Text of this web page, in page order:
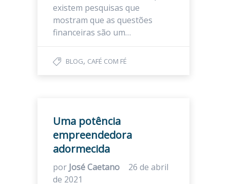
existem pesquisas que
mostram que as questões
financeiras são um…
BLOG, CAFÉ COM FÉ
Uma potência
empreendedora
adormecida
por José Caetano
26 de abril
de 2021